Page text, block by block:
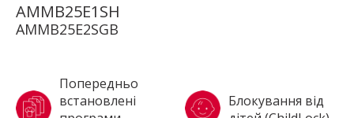
AMMB25E1SH
AMMB25E2SGB
Попередньо
встановлені
Блокування від